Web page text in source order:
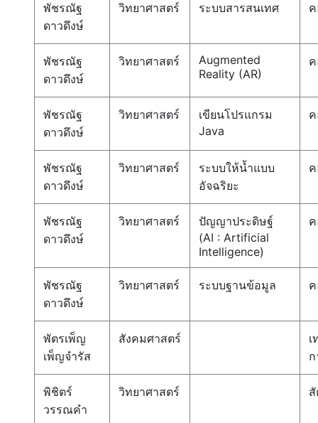
พัชรณัฐ
ดาวดึงษ์
วิทยาศาสตร์ ระบบสารสนเทศ
พัชรณัฐ
ดาวดึงษ์
วิทยาศาสตร์
Augmented
Reality (AR)
พัชรณัฐ
ดาวดึงษ์
วิทยาศาสตร์
เขียนโปรแกรม
Java
พัชรณัฐ
ดาวดึงษ์
วิทยาศาสตร์
ระบบให้น้ำแบบ
อัจฉริยะ
พัชรณัฐ
ดาวดึงษ์
วิทยาศาสตร์
ปัญญาประดิษฐ์
(AI : Artificial
Intelligence)
พัชรณัฐ
ดาวดึงษ์
วิทยาศาสตร์ ระบบฐานข้อมูล
พัตรเพ็ญ
เพ็ญจำรัส
สังคมศาสตร์
พิชิตร์
วรรณคำ
วิทยาศาสตร์